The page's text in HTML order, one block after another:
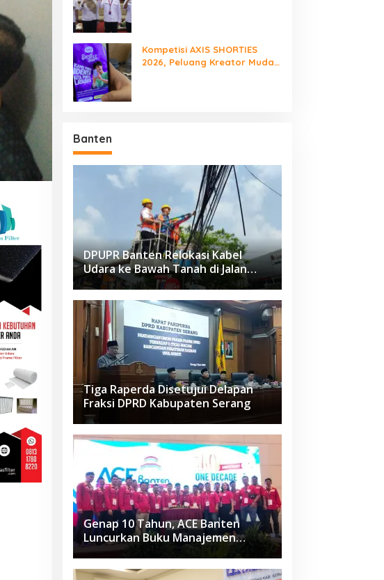
Kompetisi AXIS SHORTIES
2026, Peluang Kreator Muda
Banten
DPUPR Banten Relokasi Kabel
Udara ke Bawah Tanah di Jalan
Raden Fatah Ciledug
Tiga Raperda Disetujui Delapan
Fraksi DPRD Kabupaten Serang
Genap 10 Tahun, ACE Banten
Luncurkan Buku Manajemen
Fasilitas